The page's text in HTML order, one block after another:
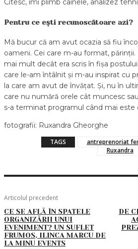
Citesc, îmi plimb câinele, analizez
Pentru ce ești recunoscătoare azi?
Mă bucur că am avut ocazia să fiu
oameni. Cei care m-au format,
mai mult decât era scris în fișa
care le-am întâlnit și m-au inspirat cu
la care am avut de învățat. Și, nu în
care nu numără orele cât muncesc
s-a terminat programul când mai este
fotografii: Ruxandra Gheorghe
TAGS antreprenoriat
Ruxandra
Articolul precedent
CE SE AFLĂ ÎN SPATELE
ORGANIZĂRII UNUI
EVENIMENT? UN SUFLET
FRUMOS, ILINCA MARCU DE
LA MINU EVENTS
DE